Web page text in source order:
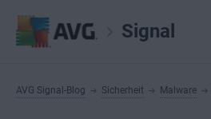
Signal
AVG Signal-Blog Sicherheit Malware